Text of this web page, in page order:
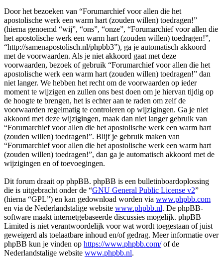
Door het bezoeken van “Forumarchief voor allen die het
apostolische werk een warm hart (zouden willen) toedragen!”
(hierna genoemd “wij”, “ons”, “onze”, “Forumarchief voor allen die
het apostolische werk een warm hart (zouden willen) toedragen!”,
“http://samenapostolisch.nl/phpbb3”), ga je automatisch akkoord
met de voorwaarden. Als je niet akkoord gaat met deze
voorwaarden, bezoek of gebruik “Forumarchief voor allen die het
apostolische werk een warm hart (zouden willen) toedragen!” dan
niet langer. We hebben het recht om de voorwaarden op ieder
moment te wijzigen en zullen ons best doen om je hiervan tijdig op
de hoogte te brengen, het is echter aan te raden om zelf de
voorwaarden regelmatig te controleren op wijzigingen. Ga je niet
akkoord met deze wijzigingen, maak dan niet langer gebruik van
“Forumarchief voor allen die het apostolische werk een warm hart
(zouden willen) toedragen!”. Blijf je gebruik maken van
“Forumarchief voor allen die het apostolische werk een warm hart
(zouden willen) toedragen!”, dan ga je automatisch akkoord met de
wijzigingen en of toevoegingen.
Dit forum draait op phpBB. phpBB is een bulletinboardoplossing
die is uitgebracht onder de “GNU General Public License v2”
(hierna “GPL”) en kan gedownload worden via www.phpbb.com
en via de Nederlandstalige website www.phpbb.nl. De phpBB-
software maakt internetgebaseerde discussies mogelijk. phpBB
Limited is niet verantwoordelijk voor wat wordt toegestaan of juist
geweigerd als toelaatbare inhoud en/of gedrag. Meer informatie over
phpBB kun je vinden op https://www.phpbb.com/of de
Nederlandstalige website www.phpbb.nl.